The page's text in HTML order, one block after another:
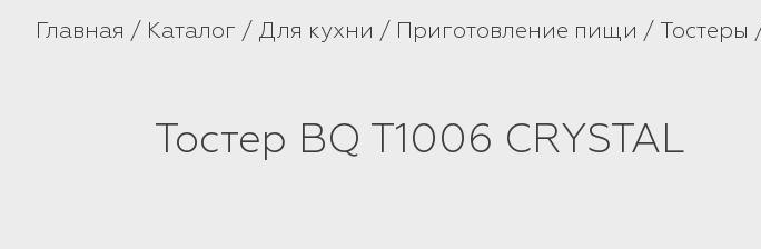
Главная Каталог Для кухни Приготовление пищи Тостеры
Тостер BQ T1006 CRYSTAL